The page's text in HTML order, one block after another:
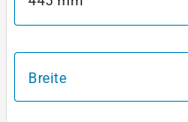
Breite